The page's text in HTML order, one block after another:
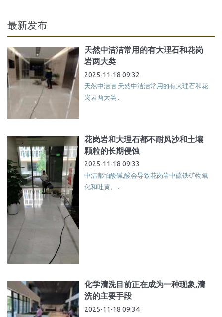
最新发布
天然中洁洁常用的有大理石和花岗
岩两大类
2025-11-18 09:32
天然中洁洁 天然中洁洁常用的有大理石和花
岗岩两大类...
花岗岩和大理石都不耐风沙和土壤
颗粒的长期侵蚀
2025-11-18 09:33
中洁都怕酸碱,酸会导致花岗岩中硫铁矿物氧
化和吐黄。...
化学清洗目前正在成为一种现象,清
洗的主要手段
2025-11-18 09:34